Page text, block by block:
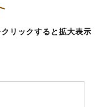
リックすると拡大表示